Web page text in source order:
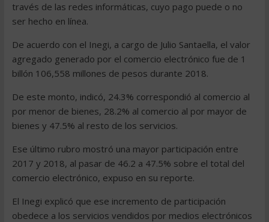
través de las redes informáticas, cuyo pago puede o no
ser hecho en línea.
De acuerdo con el Inegi, a cargo de Julio Santaella, el valor
agregado generado por el comercio electrónico fue de 1
billón 106,558 millones de pesos durante 2018.
De este monto, indicó, 24.3% correspondió al comercio al
por menor de bienes, 28.2% al comercio al por mayor de
bienes y 47.5% al resto de los servicios.
Ese último rubro mostró una mayor participación entre
2017 y 2018, al pasar de 46.2 a 47.5% sobre el total del
comercio electrónico, expuso en su reporte.
El Inegi explicó que ese incremento de participación
obedece a los servicios vendidos por medios electrónicos